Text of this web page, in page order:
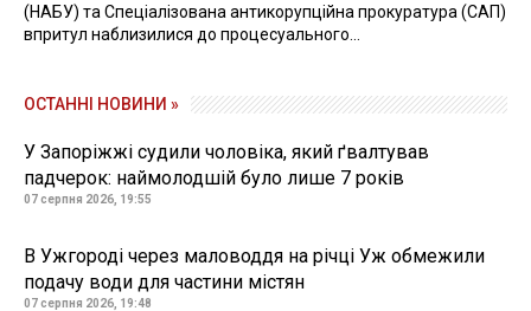
(НАБУ) та Спеціалізована антикорупційна прокуратура (САП)
впритул наблизилися до процесуального...
ОСТАННІ НОВИНИ »
У Запоріжжі судили чоловіка, який ґвалтував
падчерок: наймолодшій було лише 7 років
07 серпня 2026, 19:55
В Ужгороді через маловоддя на річці Уж обмежили
подачу води для частини містян
07 серпня 2026, 19:48